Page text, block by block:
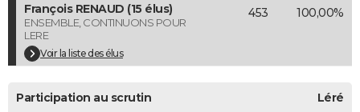
COPAINS D'AVANT
S'inscrire
Se connecter
Lycées
Collèges
Primaires
Universités
Entreprises
Service militaire
Avis de recherche
AVIS DE DÉCÈS
Bricolage
Lifestyle
Culture
Sport
Auto
Television
Voyage
Cinema
François RENAUD (15 élus)
ENSEMBLE, CONTINUONS POUR
LERE
Voir la liste des élus
453 100,00%
Participation au scrutin Léré